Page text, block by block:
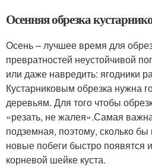
Осенняя обрезка
Осень – лучшее время для
превратностей неустойчивой
или даже навредить: ягодники
Кустарниковым обрезка нужна
деревьям. Для того чтобы
«резать, не жалея».Самая
подземная, поэтому, сколько бы
новые побеги быстро появятся
корневой шейке куста.